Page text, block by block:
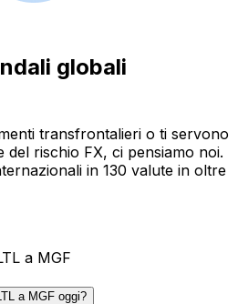
globali
transfrontalieri o ti servono
del rischio FX, ci pensiamo noi.
in 130 valute in oltre
a MGF
a MGF oggi?